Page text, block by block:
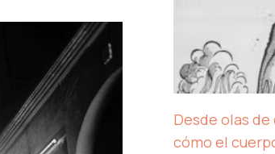
Desde olas
cómo el